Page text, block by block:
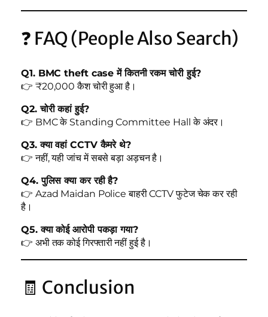
❓ FAQ (People Also Search)
Q1. BMC theft case में कितनी रकम चोरी हुई?
👉 ₹20,000 कैश चोरी हुआ है।
Q2. चोरी कहां हुई?
👉 BMC के Standing Committee Hall के अंदर।
Q3. क्या वहां CCTV कैमरे थे?
👉 नहीं, यही जांच में सबसे बड़ा अड़चन है।
Q4. पुलिस क्या कर रही है?
👉 Azad Maidan Police बाहरी CCTV फुटेज चेक कर रही
है।
Q5. क्या कोई आरोपी पकड़ा गया?
👉 अभी तक कोई गिरफ्तारी नहीं हुई है।
🧾 Conclusion